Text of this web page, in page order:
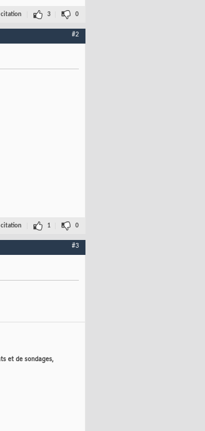
citation 3 0
#2
citation 1 0
#3
et de sondages,